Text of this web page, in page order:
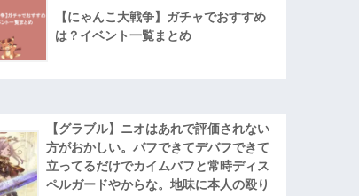
【にゃんこ大戦争】ガチャでおすすめ
は？イベント一覧まとめ
【グラブル】ニオはあれで評価されない
方がおかしい。バフできてデバフできて
立ってるだけでカイムバフと常時ディス
ペルガードやからな。地味に本人の殴り